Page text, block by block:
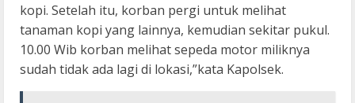
kopi. Setelah itu, korban pergi untuk melihat
tanaman kopi yang lainnya, kemudian sekitar pukul.
10.00 Wib korban melihat sepeda motor miliknya
sudah tidak ada lagi di lokasi,”kata Kapolsek.